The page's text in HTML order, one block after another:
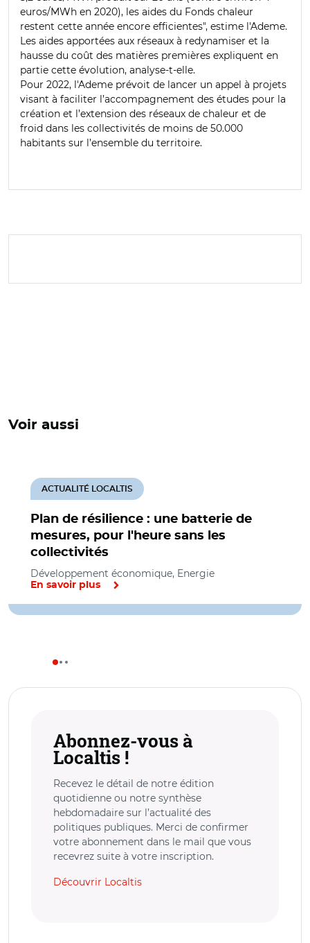
euros/MWh en 2020), les aides du Fonds chaleur
restent cette année encore efficientes", estime l'Ademe.
Les aides apportées aux réseaux à redynamiser et la
hausse du coût des matières premières expliquent en
partie cette évolution, analyse-t-elle.
Pour 2022, l'Ademe prévoit de lancer un appel à projets
visant à faciliter l’accompagnement des études pour la
création et l’extension des réseaux de chaleur et de
froid dans les collectivités de moins de 50.000
habitants sur l’ensemble du territoire.
Voir aussi
Plan de résilience : une batterie de
mesures, pour l'heure sans les
collectivités
ACTUALITÉ LOCALTIS
Développement économique, Energie
En savoir plus
Abonnez-vous à
Localtis !
Recevez le détail de notre édition
quotidienne ou notre synthèse
hebdomadaire sur l’actualité des
politiques publiques. Merci de confirmer
votre abonnement dans le mail que vous
recevrez suite à votre inscription.
Découvrir Localtis